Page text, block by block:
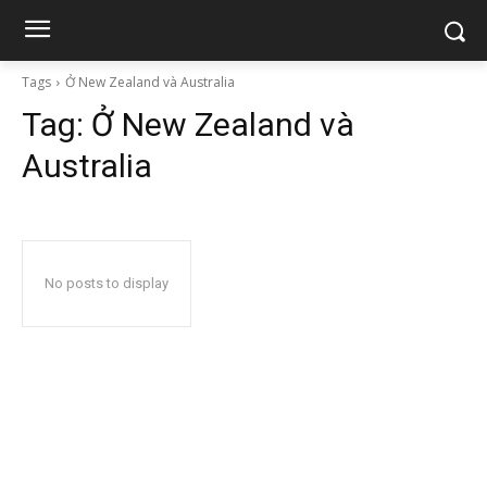
Tags Ở New Zealand và Australia
Tag: Ở New Zealand và
Australia
No posts to display